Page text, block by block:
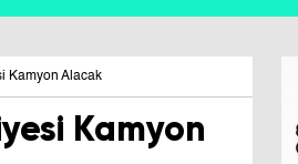
Kamyon Alacak
Kamyon